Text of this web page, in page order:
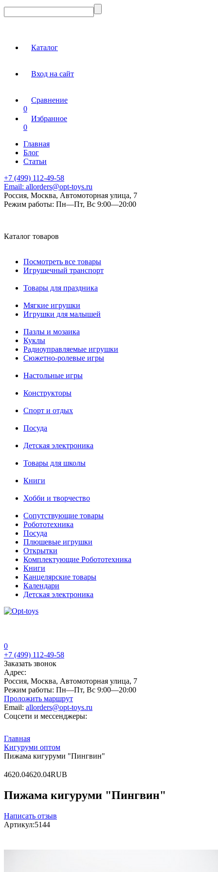
Каталог
Вход на сайт
Сравнение
0
Избранное
0
Главная
Блог
Статьи
+7 (499) 112-49-58
Email: allorders@opt-toys.ru
Россия, Москва, Автомоторная улица, 7
Режим работы: Пн—Пт, Вс 9:00—20:00
Каталог товаров
Посмотреть все товары
Игрушечный транспорт
Товары для праздника
Мягкие игрушки
Игрушки для малышей
Пазлы и мозаика
Куклы
Радиоуправляемые игрушки
Сюжетно-ролевые игры
Настольные игры
Конструкторы
Спорт и отдых
Посуда
Детская электроника
Товары для школы
Книги
Хобби и творчество
Сопутствующие товары
Робототехника
Посуда
Плюшевые игрушки
Открытки
Комплектующие Робототехника
Книги
Канцелярские товары
Календари
Детская электроника
0
+7 (499) 112-49-58
Заказать звонок
Адрес:
Россия, Москва, Автомоторная улица, 7
Режим работы: Пн—Пт, Вс 9:00—20:00
Проложить маршрут
Email: allorders@opt-toys.ru
Соцсети и мессенджеры:
Главная
Кигуруми оптом
Пижама кигуруми "Пингвин"
4620.04620.04RUB
Пижама кигуруми "Пингвин"
Написать отзыв
Артикул:5144